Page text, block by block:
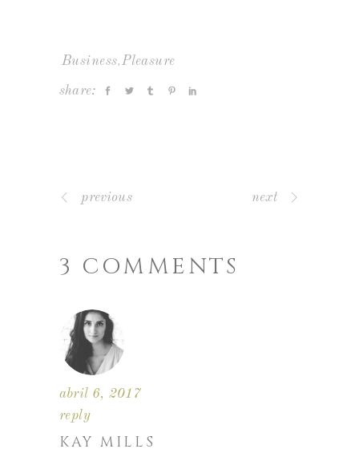
Business,Pleasure
share:
previous next
3 COMMENTS
abril 6, 2017
reply
KAY MILLS